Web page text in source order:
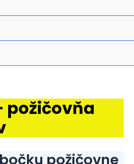
požičovňa
požičovne